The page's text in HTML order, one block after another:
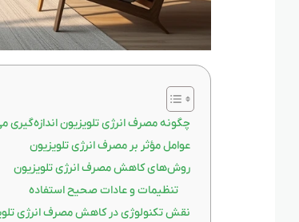
چگونه مصرف انرژی تلویزیون اندازه‌گیری
عوامل مؤثر بر مصرف انرژی تلویزیون
روش‌های کاهش مصرف انرژی تلویزیون
تنظیمات و عادات صحیح استفاده
نقش تکنولوژی در کاهش مصرف انرژی